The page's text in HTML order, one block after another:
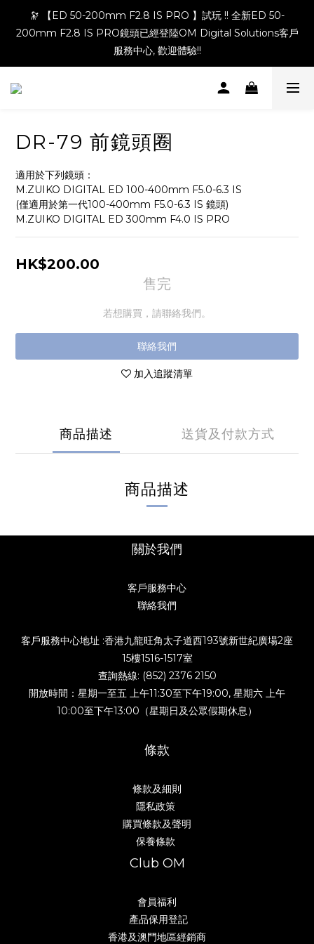
🔭 【ED 50-200mm F2.8 IS PRO 】試玩 !! 全新ED 50-
200mm F2.8 IS PRO鏡頭已經登陸OM Digital Solutions客戶
服務中心, 歡迎體驗!!
DR-79 前鏡頭圈
適用於下列鏡頭：
M.ZUIKO DIGITAL ED 100-400mm F5.0-6.3 IS
(僅適用於第一代100-400mm F5.0-6.3 IS 鏡頭)
M.ZUIKO DIGITAL ED 300mm F4.0 IS PRO
HK$200.00
售完
若想購買，請聯絡我們。
聯絡我們
加入追蹤清單
商品描述 送貨及付款方式
商品描述
關於我們
客戶服務中心
聯絡我們
客戶服務中心地址 :香港九龍旺角太子道西193號新世紀廣場2座
15樓1516-1517室
查詢熱線: (852) 2376 2150
開放時間：星期一至五 上午11:30至下午19:00, 星期六 上午
10:00至下午13:00（星期日及公眾假期休息）
條款
條款及細則
隱私政策
購買條款及聲明
保養條款
Club OM
會員福利
產品保用登記
香港及澳門地區經銷商